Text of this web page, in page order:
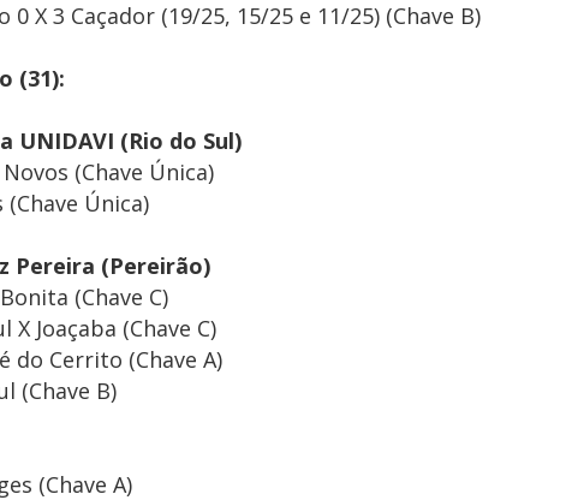
X 3 Caçador (19/25, 15/25 e 11/25) (Chave B)
(31):
UNIDAVI (Rio do Sul)
(Chave Única)
(Chave Única)
Pereira (Pereirão)
(Chave C)
Joaçaba (Chave C)
do Cerrito (Chave A)
(Chave B)
(Chave A)